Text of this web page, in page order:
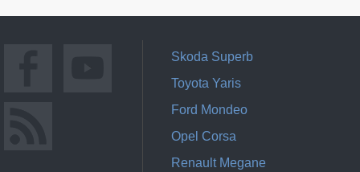
Skoda Superb
Toyota Yaris
Ford Mondeo
Opel Corsa
Renault Megane